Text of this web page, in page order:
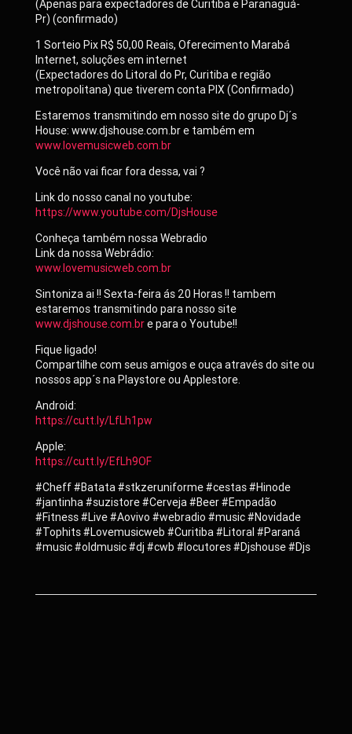
(Apenas para expectadores de Curitiba e Paranaguá-
Pr) (confirmado)
1 Sorteio Pix R$ 50,00 Reais, Oferecimento Marabá
Internet, soluções em internet
(Expectadores do Litoral do Pr, Curitiba e região
metropolitana) que tiverem conta PIX (Confirmado)
Estaremos transmitindo em nosso site do grupo Dj´s
House: www.djshouse.com.br e também em
www.lovemusicweb.com.br
Você não vai ficar fora dessa, vai ?
Link do nosso canal no youtube:
https://www.youtube.com/DjsHouse
Conheça também nossa Webradio
Link da nossa Webrádio:
www.lovemusicweb.com.br
Sintoniza ai !! Sexta-feira ás 20 Horas !! tambem
estaremos transmitindo para nosso site
www.djshouse.com.bre para o Youtube!!
Fique ligado!
Compartilhe com seus amigos e ouça através do site ou
nossos app´s na Playstore ou Applestore.
Android:
https://cutt.ly/LfLh1pw
Apple:
https://cutt.ly/EfLh9OF
#Cheff #Batata #stkzeruniforme #cestas #Hinode
#jantinha #suzistore #Cerveja #Beer #Empadão
#Fitness #Live #Aovivo #webradio #music #Novidade
#Tophits #Lovemusicweb #Curitiba #Litoral #Paraná
#music #oldmusic #dj #cwb #locutores #Djshouse #Djs